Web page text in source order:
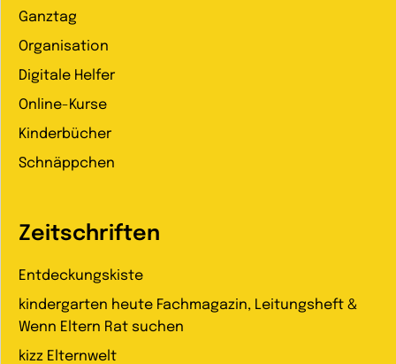
Ganztag
Organisation
Digitale Helfer
Online-Kurse
Kinderbücher
Schnäppchen
Zeitschriften
Entdeckungskiste
kindergarten heute Fachmagazin, Leitungsheft &
Wenn Eltern Rat suchen
kizz Elternwelt